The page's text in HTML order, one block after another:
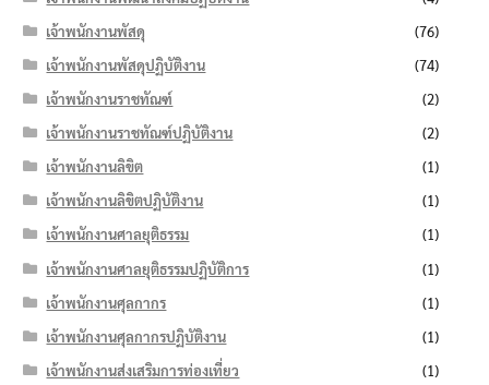
เจ้าพนักงานพัสดุ
(76)
เจ้าพนักงานพัสดุปฏิบัติงาน
(74)
เจ้าพนักงานราชทัณฑ์
(2)
เจ้าพนักงานราชทัณฑ์ปฏิบัติงาน
(2)
เจ้าพนักงานลิขิต
(1)
เจ้าพนักงานลิขิตปฏิบัติงาน
(1)
เจ้าพนักงานศาลยุติธรรม
(1)
เจ้าพนักงานศาลยุติธรรมปฏิบัติการ
(1)
เจ้าพนักงานศุลกากร
(1)
เจ้าพนักงานศุลกากรปฏิบัติงาน
(1)
เจ้าพนักงานส่งเสริมการท่องเที่ยว
(1)